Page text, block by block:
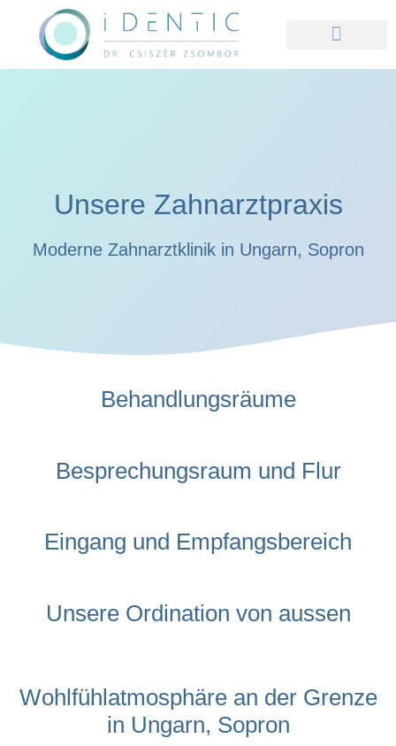
Unsere Zahnarztpraxis
Moderne Zahnarztklinik in Ungarn, Sopron
Behandlungsräume
Besprechungsraum und Flur
Eingang und Empfangsbereich
Unsere Ordination von aussen
Wohlfühlatmosphäre an der Grenze
in Ungarn, Sopron